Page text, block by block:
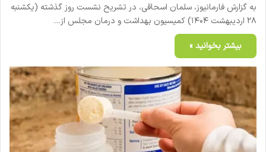
به گزارش فارمانیوز، سلمان اسحاقی، در تشریح نشست روز گذشته (یکشنبه
۲۸ اردیبهشت ۱۴۰۴) کمیسیون بهداشت و درمان مجلس از…
بیشتر بخوانید »